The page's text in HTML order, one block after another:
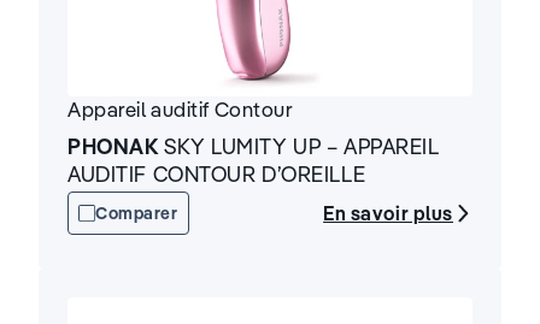
Appareil auditifContour
PHONAK SKY LUMITY UP – APPAREIL
AUDITIF CONTOUR D’OREILLE
Comparer En savoir plus